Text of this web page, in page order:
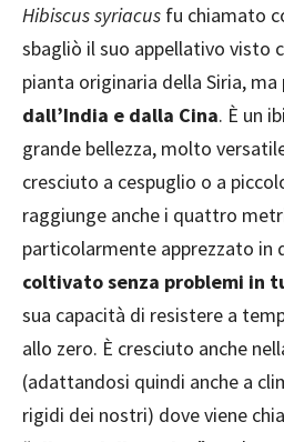
Hibiscus syriacus fu chiamato
sbagliò il suo appellativo visto
pianta originaria della Siria, ma
dall’India e dalla Cina. È un
grande bellezza, molto
cresciuto a cespuglio o a
raggiunge anche i quattro
particolarmente apprezzato in
coltivato senza problemi in
sua capacità di resistere a
allo zero. È cresciuto anche
(adattandosi quindi anche a
rigidi dei nostri) dove viene